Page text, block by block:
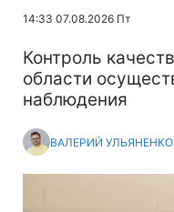
14:33 07.08.2026 Пт
Контроль
области
наблюдения
ВАЛЕРИЙ УЛЬЯНЕНКО